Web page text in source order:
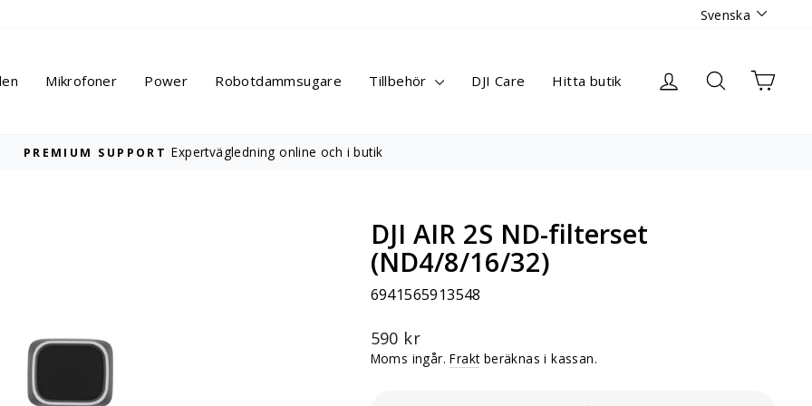
Språk
Svenska
Mikrofoner Power Robotdammsugare Tillbehör DJI Care Hitta butik Logga in Sök
PREMIUM SUPPORT Expertvägledning online och i butik
DJI AIR 2S ND-filterset
(ND4/8/16/32)
6941565913548
Ordinarie
pris
590 kr
Moms ingår.Fraktberäknas i kassan.